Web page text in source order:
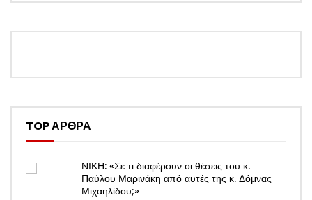
TOP ΑΡΘΡΑ
ΝΙΚΗ: «Σε τι διαφέρουν οι θέσεις του κ.
Παύλου Μαρινάκη από αυτές της κ. Δόμνας
Μιχαηλίδου;»